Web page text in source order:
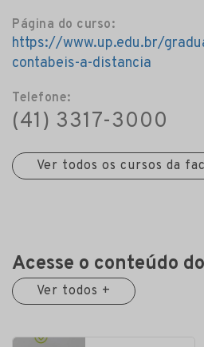
Página do curso:
https://www.up.edu.br/
contabeis-a-distancia
Telefone:
(41) 3317-3000
Ver todos os cursos da
Acesse o conteúdo
Ver todos +